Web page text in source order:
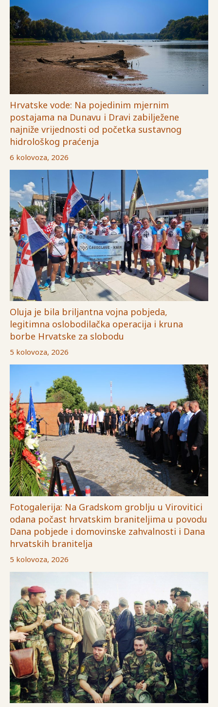
Hrvatske vode: Na pojedinim mjernim
postajama na Dunavu i Dravi zabilježene
najniže vrijednosti od početka sustavnog
hidrološkog praćenja
6 kolovoza, 2026
Oluja je bila briljantna vojna pobjeda,
legitimna oslobodilačka operacija i kruna
borbe Hrvatske za slobodu
5 kolovoza, 2026
Fotogalerija: Na Gradskom groblju u Virovitici
odana počast hrvatskim braniteljima u povodu
Dana pobjede i domovinske zahvalnosti i Dana
hrvatskih branitelja
5 kolovoza, 2026